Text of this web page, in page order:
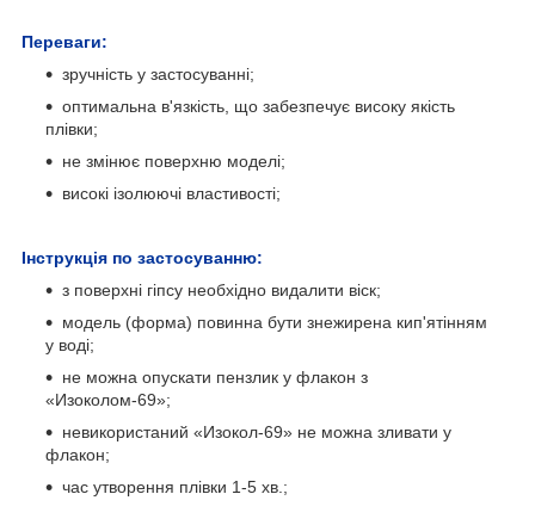
Переваги:
зручність у застосуванні;
оптимальна в'язкість, що забезпечує високу якість
плівки;
не змінює поверхню моделі;
високі ізолюючі властивості;
Інструкція по застосуванню:
з поверхні гіпсу необхідно видалити віск;
модель (форма) повинна бути знежирена кип'ятінням
у воді;
не можна опускати пензлик у флакон з
«Изоколом-69»;
невикористаний «Изокол-69» не можна зливати у
флакон;
час утворення плівки 1-5 хв.;